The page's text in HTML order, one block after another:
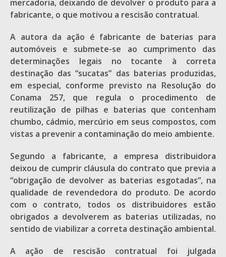
mercadoria, deixando de devolver o produto para a
fabricante, o que motivou a rescisão contratual.
A autora da ação é fabricante de baterias para
automóveis e submete-se ao cumprimento das
determinações legais no tocante à correta
destinação das “sucatas” das baterias produzidas,
em especial, conforme previsto na Resolução do
Conama 257, que regula o procedimento de
reutilização de pilhas e baterias que contenham
chumbo, cádmio, mercúrio em seus compostos, com
vistas a prevenir a contaminação do meio ambiente.
Segundo a fabricante, a empresa distribuidora
deixou de cumprir cláusula do contrato que previa a
“obrigação de devolver as baterias esgotadas”, na
qualidade de revendedora do produto. De acordo
com o contrato, todos os distribuidores estão
obrigados a devolverem as baterias utilizadas, no
sentido de viabilizar a correta destinação ambiental.
A ação de rescisão contratual foi julgada